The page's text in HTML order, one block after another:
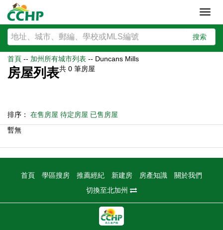
搜索
首頁 -- 加州所有城市列表 -- Duncans Mills
房屋列表共 0 筆房屋
排序： 在售房屋 待定房屋 已售房屋
暫無
首頁 學區搜房 推薦經紀 新建房 房產知識
關於我們
切換至北加州